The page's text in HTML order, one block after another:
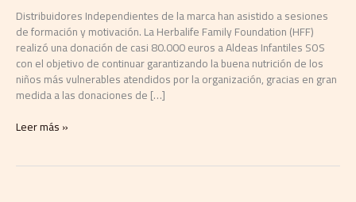
Distribuidores Independientes de la marca han asistido a sesiones
de formación y motivación. La Herbalife Family Foundation (HFF)
realizó una donación de casi 80.000 euros a Aldeas Infantiles SOS
con el objetivo de continuar garantizando la buena nutrición de los
niños más vulnerables atendidos por la organización, gracias en gran
medida a las donaciones de […]
compromiso
con
la
nutrición,
el
bienestar
la
social
Leer más »